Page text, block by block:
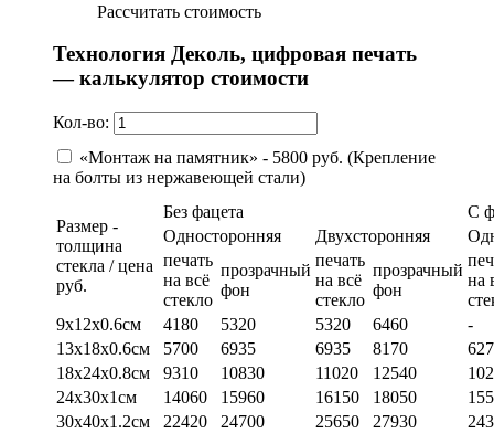
Рассчитать стоимость
Технология Деколь, цифровая печать
— калькулятор стоимости
Кол-во:
«Монтаж на памятник» - 5800 руб. (Крепление
на болты из нержавеющей стали)
Размер -
толщина
стекла / цена
руб.
Без фацета
С
Односторонняя
Двухсторонняя
печать
на всё
стекло
прозрачный
фон
печать
на всё
стекло
прозрачный
фон
на
9х12х0.6см
4180 5320 5320 6460
-
13х18х0.6см
5700 6935 6935 8170
18х24х0.8см
9310 10830 11020 12540
24х30х1см
14060 15960 16150 18050
30х40х1.2см
22420 24700 25650 27930